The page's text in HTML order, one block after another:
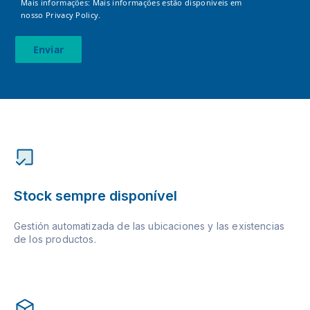
Mais informações: Mais informações estão disponíveis em
nosso Privacy Policy.
Enviar
Stock sempre disponível
Gestión automatizada de las ubicaciones y las existencias
de los productos.